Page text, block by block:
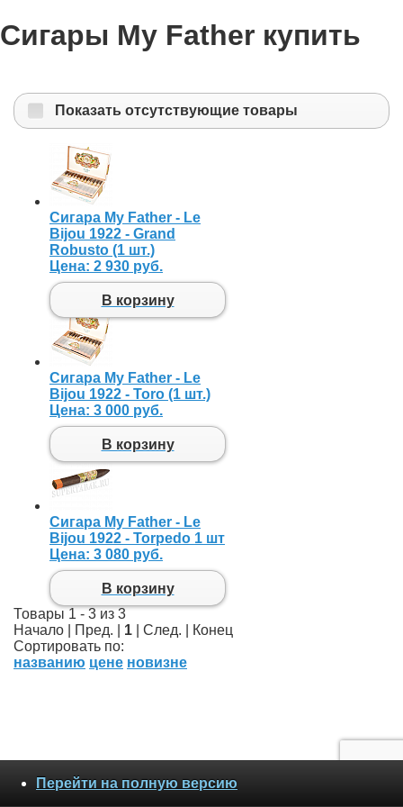
Сигары My Father купить
Показать отсутствующие товары
Сигара My Father - Le
Bijou 1922 - Grand
Robusto (1 шт.)
Цена: 2 930 руб.
В корзину
Сигара My Father - Le
Bijou 1922 - Toro (1 шт.)
Цена: 3 000 руб.
В корзину
Сигара My Father - Le
Bijou 1922 - Torpedo 1 шт
Цена: 3 080 руб.
В корзину
Товары 1 - 3 из 3
Начало | Пред. | 1 | След. | Конец
Сортировать по:
названию цене новизне
Перейти на полную версию